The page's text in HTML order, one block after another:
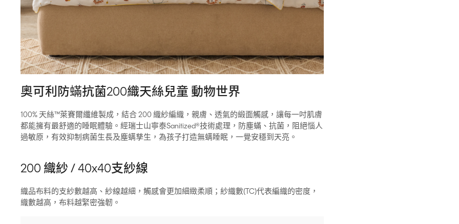
奧可利防蟎抗菌200織天絲兒童 動物世界
100% 天絲™萊賽爾纖維製成，結合 200 織紗編織，親膚、透氣的緞面觸感，讓每一吋肌膚
都能擁有最舒適的睡眠體驗。經瑞士山寧泰Sanitized®技術處理，防塵蟎、抗菌，阻絕惱人
過敏原，有效抑制病菌生長及塵螨孳生，為孩子打造無螨睡眠，一覺安穩到天亮。
200 織紗 / 40x40支紗線
織品布料的支紗數越高、紗線越細，觸感會更加細緻柔順；紗織數(TC)代表編織的密度，
織數越高，布料越緊密強韌。